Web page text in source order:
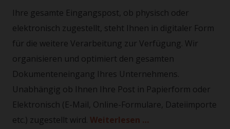
Ihre gesamte Eingangspost, ob physisch oder
elektronisch zugestellt, steht Ihnen in digitaler Form
für die weitere Verarbeitung zur Verfügung. Wir
organisieren und optimiert den gesamten
Dokumenteneingang Ihres Unternehmens.
Unabhängig ob Ihnen Ihre Post in Papierform oder
Elektronisch (E-Mail, Online-Formulare, Dateiimporte
etc.) zugestellt wird. Weiterlesen …